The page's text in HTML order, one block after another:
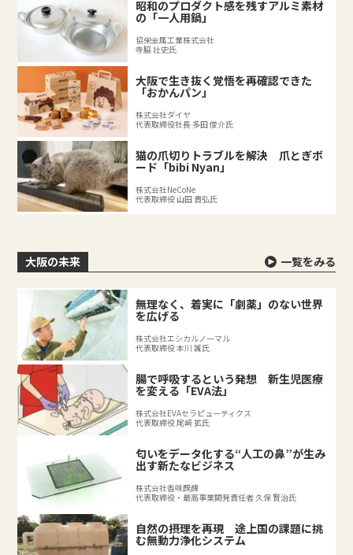
昭和のプロダクト感を残すアルミ素材
の「一人用鍋」
協栄金属工業株式会社
寺脇 壮史氏
大阪で生き抜く覚悟を再確認できた
「おかんパン」
株式会社ダイヤ
代表取締役社長 多田 俊介氏
猫の爪切りトラブルを解決 爪とぎボ
ード「bibi Nyan」
株式会社NeCoNe
代表取締役 山田 貴弘氏
大阪の未来 一覧をみる
無理なく、着実に「劇薬」のない世界
を広げる
株式会社エシカルノーマル
代表取締役 本川 誠氏
腸で呼吸するという発想 新生児医療
を変える「EVA法」
株式会社EVAセラピューティクス
代表取締役 尾﨑 拡氏
匂いをデータ化する“人工の鼻”が生み
出す新たなビジネス
株式会社香味醗酵
代表取締役・最高事業開発責任者 久保 賢治氏
自然の摂理を再現 途上国の課題に挑
む無動力浄化システム